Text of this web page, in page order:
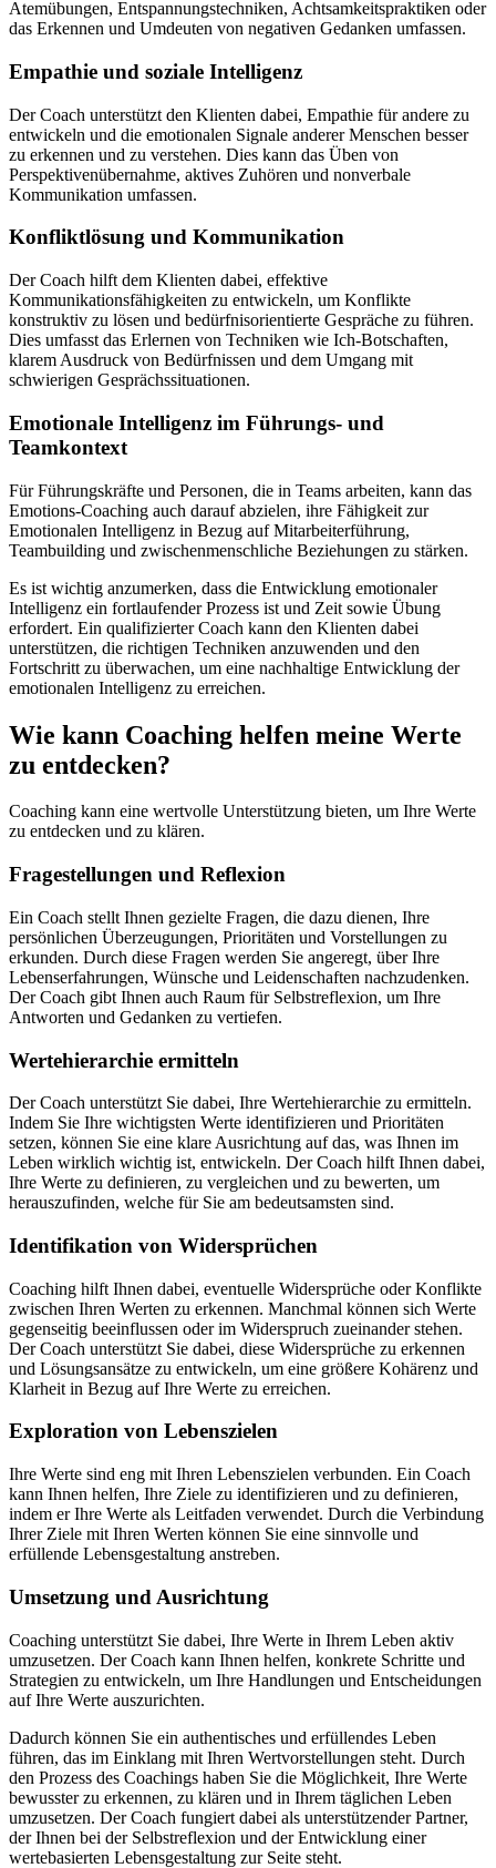
Atemübungen, Entspannungstechniken, Achtsamkeitspraktiken oder
das Erkennen und Umdeuten von negativen Gedanken umfassen.
Empathie und soziale Intelligenz
Der Coach unterstützt den Klienten dabei, Empathie für andere zu
entwickeln und die emotionalen Signale anderer Menschen besser
zu erkennen und zu verstehen. Dies kann das Üben von
Perspektivenübernahme, aktives Zuhören und nonverbale
Kommunikation umfassen.
Konfliktlösung und Kommunikation
Der Coach hilft dem Klienten dabei, effektive
Kommunikationsfähigkeiten zu entwickeln, um Konflikte
konstruktiv zu lösen und bedürfnisorientierte Gespräche zu führen.
Dies umfasst das Erlernen von Techniken wie Ich-Botschaften,
klarem Ausdruck von Bedürfnissen und dem Umgang mit
schwierigen Gesprächssituationen.
Emotionale Intelligenz im Führungs- und
Teamkontext
Für Führungskräfte und Personen, die in Teams arbeiten, kann das
Emotions-Coaching auch darauf abzielen, ihre Fähigkeit zur
Emotionalen Intelligenz in Bezug auf Mitarbeiterführung,
Teambuilding und zwischenmenschliche Beziehungen zu stärken.
Es ist wichtig anzumerken, dass die Entwicklung emotionaler
Intelligenz ein fortlaufender Prozess ist und Zeit sowie Übung
erfordert. Ein qualifizierter Coach kann den Klienten dabei
unterstützen, die richtigen Techniken anzuwenden und den
Fortschritt zu überwachen, um eine nachhaltige Entwicklung der
emotionalen Intelligenz zu erreichen.
Wie kann Coaching helfen meine Werte
zu entdecken?
Coaching kann eine wertvolle Unterstützung bieten, um Ihre Werte
zu entdecken und zu klären.
Fragestellungen und Reflexion
Ein Coach stellt Ihnen gezielte Fragen, die dazu dienen, Ihre
persönlichen Überzeugungen, Prioritäten und Vorstellungen zu
erkunden. Durch diese Fragen werden Sie angeregt, über Ihre
Lebenserfahrungen, Wünsche und Leidenschaften nachzudenken.
Der Coach gibt Ihnen auch Raum für Selbstreflexion, um Ihre
Antworten und Gedanken zu vertiefen.
Wertehierarchie ermitteln
Der Coach unterstützt Sie dabei, Ihre Wertehierarchie zu ermitteln.
Indem Sie Ihre wichtigsten Werte identifizieren und Prioritäten
setzen, können Sie eine klare Ausrichtung auf das, was Ihnen im
Leben wirklich wichtig ist, entwickeln. Der Coach hilft Ihnen dabei,
Ihre Werte zu definieren, zu vergleichen und zu bewerten, um
herauszufinden, welche für Sie am bedeutsamsten sind.
Identifikation von Widersprüchen
Coaching hilft Ihnen dabei, eventuelle Widersprüche oder Konflikte
zwischen Ihren Werten zu erkennen. Manchmal können sich Werte
gegenseitig beeinflussen oder im Widerspruch zueinander stehen.
Der Coach unterstützt Sie dabei, diese Widersprüche zu erkennen
und Lösungsansätze zu entwickeln, um eine größere Kohärenz und
Klarheit in Bezug auf Ihre Werte zu erreichen.
Exploration von Lebenszielen
Ihre Werte sind eng mit Ihren Lebenszielen verbunden. Ein Coach
kann Ihnen helfen, Ihre Ziele zu identifizieren und zu definieren,
indem er Ihre Werte als Leitfaden verwendet. Durch die Verbindung
Ihrer Ziele mit Ihren Werten können Sie eine sinnvolle und
erfüllende Lebensgestaltung anstreben.
Umsetzung und Ausrichtung
Coaching unterstützt Sie dabei, Ihre Werte in Ihrem Leben aktiv
umzusetzen. Der Coach kann Ihnen helfen, konkrete Schritte und
Strategien zu entwickeln, um Ihre Handlungen und Entscheidungen
auf Ihre Werte auszurichten.
Dadurch können Sie ein authentisches und erfüllendes Leben
führen, das im Einklang mit Ihren Wertvorstellungen steht. Durch
den Prozess des Coachings haben Sie die Möglichkeit, Ihre Werte
bewusster zu erkennen, zu klären und in Ihrem täglichen Leben
umzusetzen. Der Coach fungiert dabei als unterstützender Partner,
der Ihnen bei der Selbstreflexion und der Entwicklung einer
wertebasierten Lebensgestaltung zur Seite steht.